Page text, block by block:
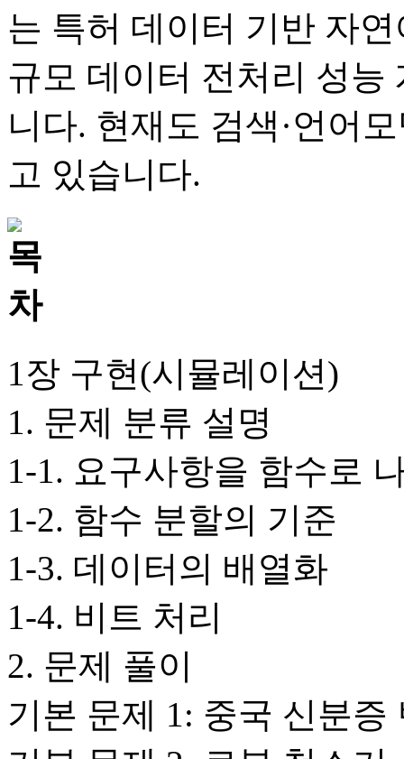
는 특허 데이터 기반 자
규모 데이터 전처리 성능
니다. 현재도 검색·언어
고 있습니다.
1장 구현(시뮬레이션)
1. 문제 분류 설명
1-1. 요구사항을 함수로
1-2. 함수 분할의 기준
1-3. 데이터의 배열화
1-4. 비트 처리
2. 문제 풀이
기본 문제 1: 중국 신분증